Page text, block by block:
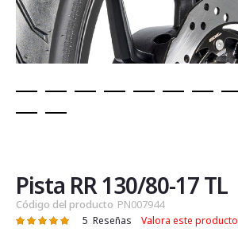
de
la
galería
de
Pista RR 130/80-17 TL
Código del producto PN007944
Valoración: 5 Reseñas Valora este producto